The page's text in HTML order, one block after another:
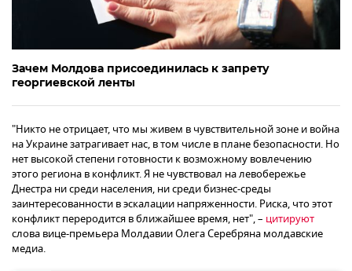
Зачем Молдова присоединилась к запрету
георгиевской ленты
"Никто не отрицает, что мы живем в чувствительной зоне и война
на Украине затрагивает нас, в том числе в плане безопасности. Но
нет высокой степени готовности к возможному вовлечению
этого региона в конфликт. Я не чувствовал на левобережье
Днестра ни среди населения, ни среди бизнес-среды
заинтересованности в эскалации напряженности. Риска, что этот
конфликт переродится в ближайшее время, нет", – цитируют
слова вице-премьера Молдавии Олега Серебряна молдавские
медиа.